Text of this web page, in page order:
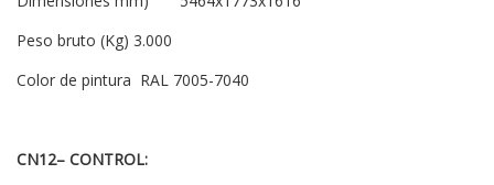
Peso bruto (Kg) 3.000
Color de pintura RAL 7005-7040
CN12– CONTROL: